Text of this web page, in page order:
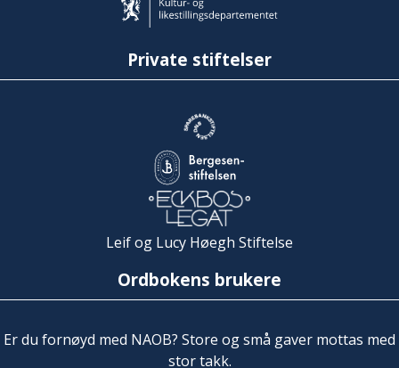
Private stiftelser
Leif og Lucy Høegh Stiftelse
Ordbokens brukere
Er du fornøyd med NAOB? Store og små gaver mottas med
stor takk.